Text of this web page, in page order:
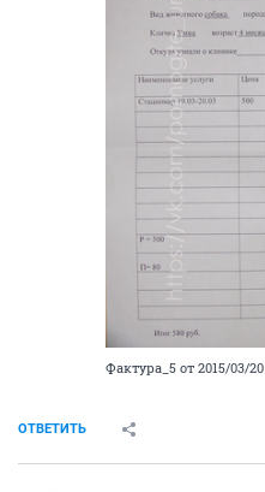
Фактура_5 от 2015/03/
ОТВЕТИТЬ